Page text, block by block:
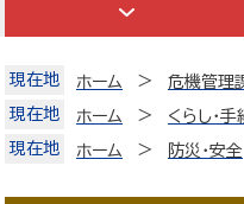
現在地 ホーム 危機管理
現在地
ホーム くらし・手
現在地
ホーム 防災・安全